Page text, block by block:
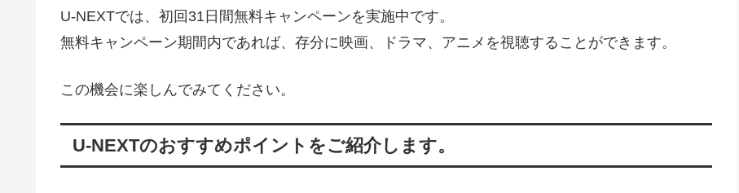
U-NEXTでは、初回31日間無料キャンペーンを実施中です。
無料キャンペーン期間内であれば、存分に映画、ドラマ、アニメを視聴することができます。
この機会に楽しんでみてください。
U-NEXTのおすすめポイントをご紹介します。